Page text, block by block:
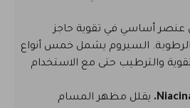
أساسي في تقوية حاجز
السيروم يشمل خمس أنواع
والترطيب حتى مع الاستخدام
يقلل مظهر المسام